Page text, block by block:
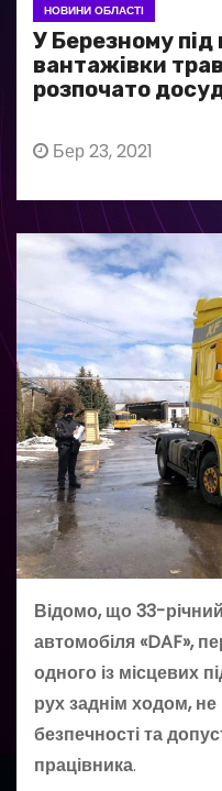
НОВИНИ ОБЛАСТІ
У Березному
вантажівки
розпочато
Бер 23, 2021
Відомо, що 33-
автомобіля «DAF»,
одного із місцевих
рух заднім ходом,
безпечності та
працівника.